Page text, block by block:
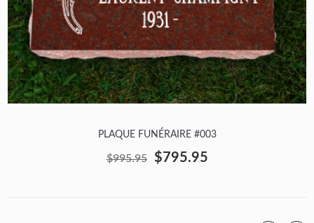
PLAQUE FUNÉRAIRE #003
$995.95 $795.95